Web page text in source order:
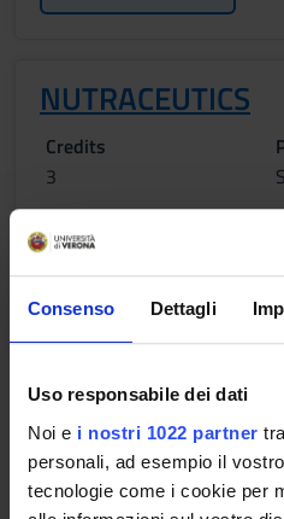
Consenso Dettagli
Uso responsabile dei dati
Noi e i nostri 1022 partner
personali, ad esempio il
tecnologie come i cookie per
NUTRACEUTICS
Credits
3
Gianni Zoccatelli
Lessons timetable
Learning objectives
1. PRINCIPLES OF FOOD
is to provide the students with
unit operations involved in the